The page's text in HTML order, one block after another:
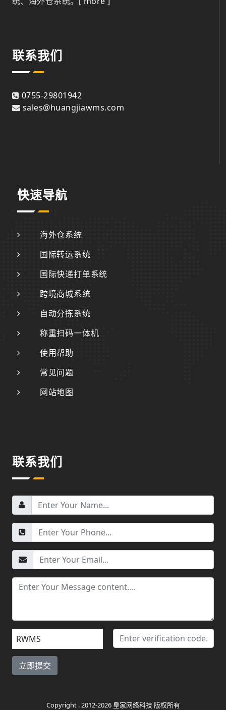
联系我们
0755-29801942
sales@huangjiawms.com
快速导航
海外仓系统
国际转运系统
国际快递打单系统
跨境商城系统
自动分拣系统
称重扫码一体机
使用帮助
常见问题
网站地图
联系我们
RWMS
Copyright . 2012-2026 皇家网络科技 版权所有